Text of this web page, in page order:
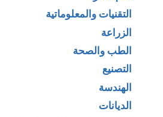
التقنيات والمعلوماتية
الزراعة
الطب والصحة
التصنيع
الهندسة
الديانات